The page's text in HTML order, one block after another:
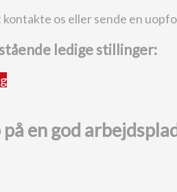
kontakte os eller sende en
ledige stillinger:
en god